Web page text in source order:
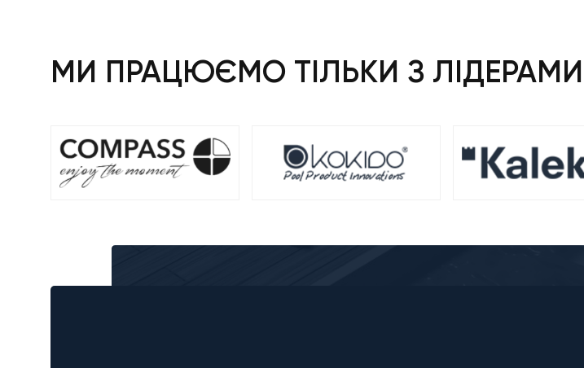
МИ ПРАЦЮЄМО ТІЛЬКИ З ЛІДЕРАМИ